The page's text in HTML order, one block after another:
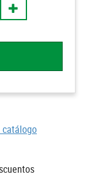
catálogo